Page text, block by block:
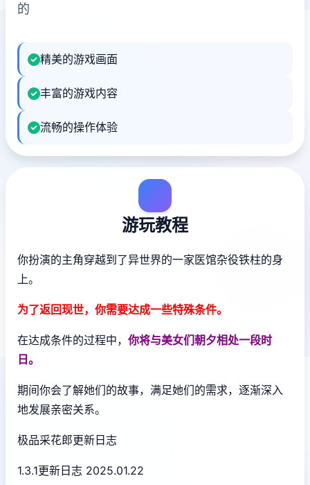
的
精美的游戏画面
丰富的游戏内容
流畅的操作体验
游玩教程
你扮演的主角穿越到了异世界的一家医馆杂役铁柱的身
上。
为了返回现世，你需要达成一些特殊条件。
在达成条件的过程中， 你将与美女们朝夕相处一段时
日。
期间你会了解她们的故事，满足她们的需求，逐渐深入
地发展亲密关系。
极品采花郎更新日志
1.3.1更新日志 2025.01.22